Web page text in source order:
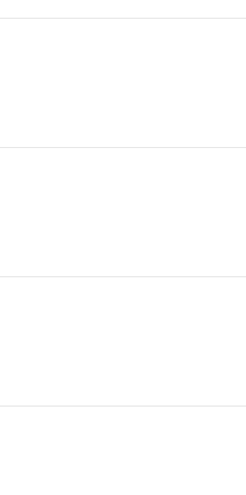
面昇降 強化ナイロン樹脂ベース 通